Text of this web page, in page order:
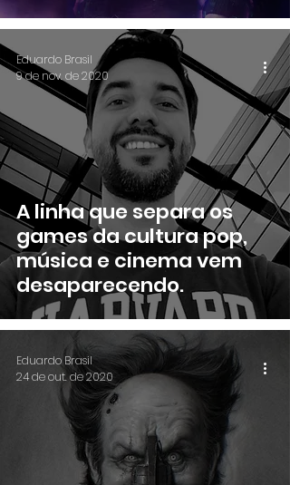
A linha que separa os
games da cultura pop,
música e cinema vem
desaparecendo.
Eduardo Brasil
9 de nov. de 2020
Eduardo Brasil
24 de out. de 2020